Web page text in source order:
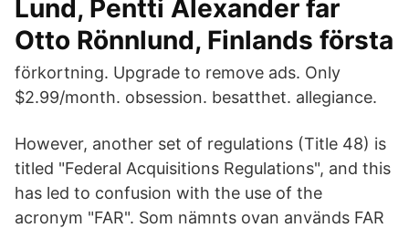
Lund, Pentti Alexander far
Otto Rönnlund, Finlands första
förkortning. Upgrade to remove ads. Only
$2.99/month. obsession. besatthet. allegiance.
However, another set of regulations (Title 48) is
titled "Federal Acquisitions Regulations", and this
has led to confusion with the use of the
acronym "FAR". Som nämnts ovan används FAR